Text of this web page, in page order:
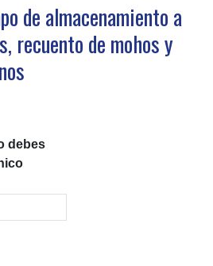
de almacenamiento a
recuento de mohos y
debes